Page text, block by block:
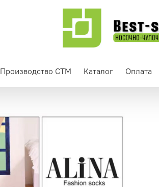
Производство СТМ Каталог Оплата